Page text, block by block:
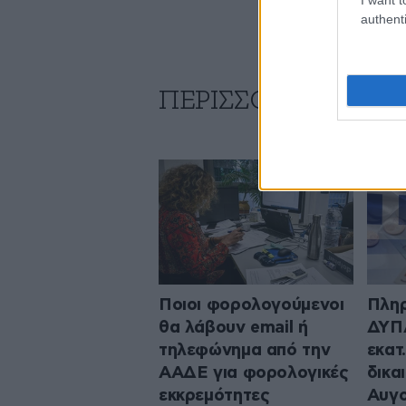
ΠΕΡΙΣΣΟΤΕΡΑ
Ποιοι φορολογούμενοι
θα λάβουν email ή
τηλεφώνημα από την
ΑΑΔΕ για φορολογικές
εκκρεμότητες